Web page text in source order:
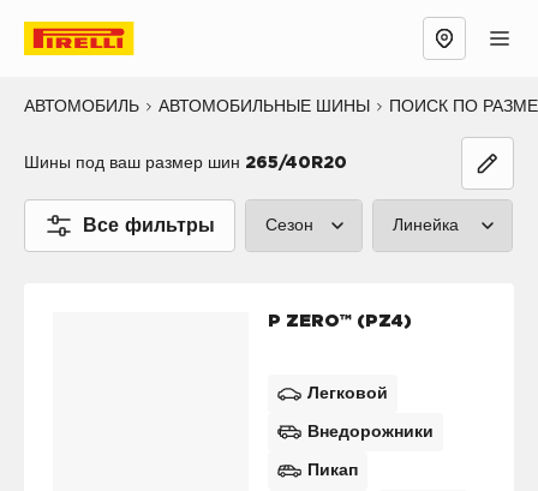
АВТОМОБИЛЬ АВТОМОБИЛЬНЫЕ ШИНЫ ПОИСК ПО
Шины под ваш размер шин 265/40R20
Все фильтры Сезон
Зима (1)
Все сезоны (0)
Линейка
P ZERO™ (PZ4)
Легковой
Внедорожники
Пикап